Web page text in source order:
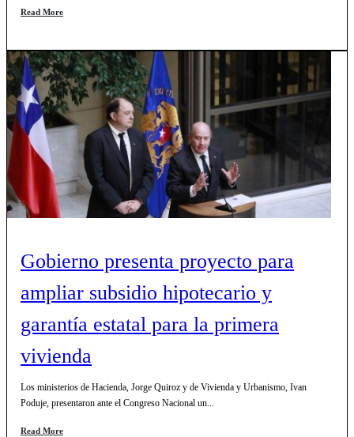
Read More
Gobierno presenta proyecto para
ampliar subsidio hipotecario y
garantía estatal para la primera
vivienda
Los ministerios de Hacienda, Jorge Quiroz y de Vivienda y Urbanismo, Ivan
Poduje, presentaron ante el Congreso Nacional un...
Read More